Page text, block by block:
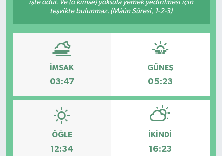
işte odur. Ve (o kimse) yoksula yemek yedirilmesi için
teşvikte bulunmaz. (Mâûn Sûresi, 1-2-3)
İMSAK
03:47
GÜNEŞ
05:23
ÖĞLE
12:34
İKINDI
16:23